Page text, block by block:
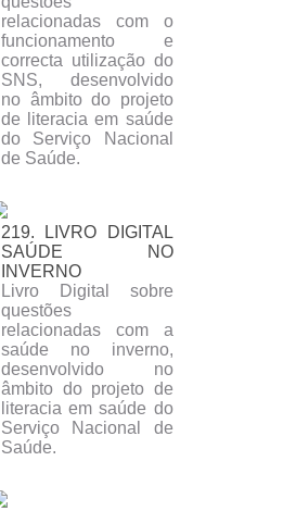
relacionadas com o
funcionamento e
correcta utilização do
SNS, desenvolvido
no âmbito do projeto
de literacia em saúde
do Serviço Nacional
de Saúde.
219. LIVRO DIGITAL
SAÚDE NO
INVERNO
Livro Digital sobre
questões
relacionadas com a
saúde no inverno,
desenvolvido no
âmbito do projeto de
literacia em saúde do
Serviço Nacional de
Saúde.